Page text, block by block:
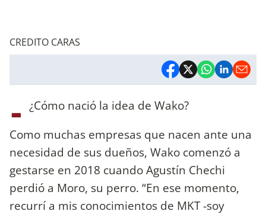
CREDITO CARAS
- ¿Cómo nació la idea de Wako?
Como muchas empresas que nacen ante una
necesidad de sus dueños, Wako comenzó a
gestarse en 2018 cuando Agustín Chechi
perdió a Moro, su perro. “En ese momento,
recurrí a mis conocimientos de MKT -soy